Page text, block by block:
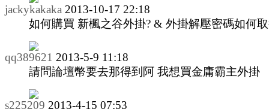
jackykakaka 2013-10-17 22:18
如何購買 新楓之谷外掛? & 外掛解壓密碼如何
qq389621 2013-5-9 11:18
請問論壇幣要去那得到阿 我想買金庸霸主外掛
s225209 2013-4-15 07:53